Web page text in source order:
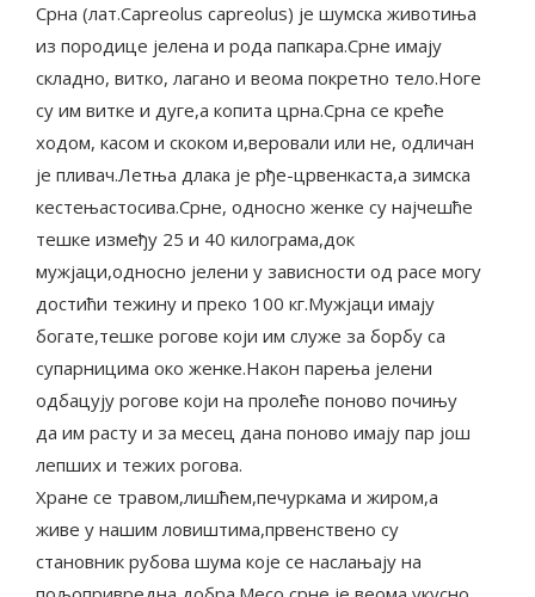
Срна (лат.Capreolus capreolus) је шумска животиња
из породице јелена и рода папкара.Срне имају
складно, витко, лагано и веома покретно тело.Ноге
су им витке и дуге,а копита црна.Срна се креће
ходом, касом и скоком и,веровали или не, одличан
је пливач.Летња длака је рђе-црвенкаста,а зимска
кестењастосива.Срне, односно женке су најчешће
тешке између 25 и 40 килограма,док
мужјаци,односно јелени у зависности од расе могу
достићи тежину и преко 100 кг.Мужјаци имају
богате,тешке рогове који им служе за борбу са
супарницима око женке.Након парења јелени
одбацују рогове који на пролеће поново почињу
да им расту и за месец дана поново имају пар још
лепших и тежих рогова.
Хране се травом,лишћем,печуркама и жиром,а
живе у нашим ловиштима,првенствено су
становник рубова шума које се наслањају на